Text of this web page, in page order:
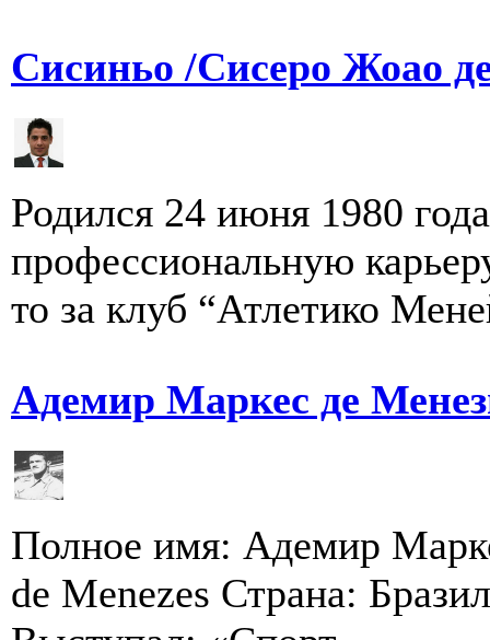
Сисиньо /Сисеро Жоао
Родился 24 июня 1980
профессиональную
то за клуб “Атлетико
Адемир Маркес де
Полное имя: Адемир
de Menezes Страна: